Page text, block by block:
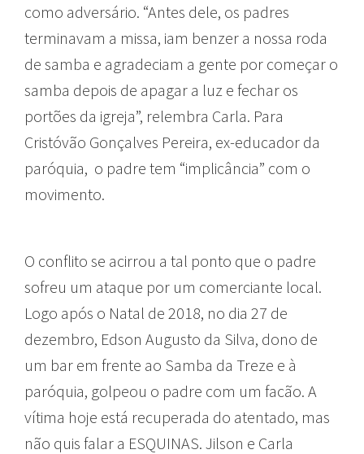
como adversário. “Antes dele, os padres
terminavam a missa, iam benzer a nossa roda
de samba e agradeciam a gente por começar o
samba depois de apagar a luz e fechar os
portões da igreja”, relembra Carla. Para
Cristóvão Gonçalves Pereira, ex-educador da
paróquia, o padre tem “implicância” com o
movimento.
O conflito se acirrou a tal ponto que o padre
sofreu um ataque por um comerciante local.
Logo após o Natal de 2018, no dia 27 de
dezembro, Edson Augusto da Silva, dono de
um bar em frente ao Samba da Treze e à
paróquia, golpeou o padre com um facão. A
vítima hoje está recuperada do atentado, mas
não quis falar a ESQUINAS. Jilson e Carla